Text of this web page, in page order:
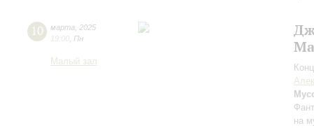
10 марта
2025
19:00 Пн
Малый зал
на